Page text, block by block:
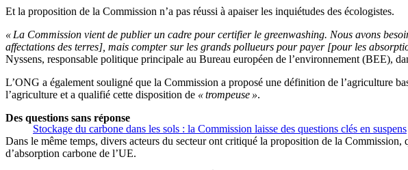
Et la proposition de la Commission n’a pas réussi à apaiser les inquiétudes des écologistes.
« La Commission vient de publier un cadre pour certifier le greenwashing. Nous avons
affectations des terres], mais compter sur les grands pollueurs pour payer [pour les
Nyssens, responsable politique principale au Bureau européen de l’environnement (BEE),
L’ONG a également souligné que la Commission a proposé une définition de l’agriculture
l’agriculture et a qualifié cette disposition de « trompeuse ».
Stockage du carbone dans les sols : la Commission laisse des questions clés en suspens
Des questions sans réponse
Dans le même temps, divers acteurs du secteur ont critiqué la proposition de la
d’absorption carbone de l’UE.